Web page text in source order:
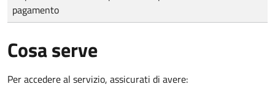
pagamento
Cosa serve
Per accedere al servizio, assicurati di avere: